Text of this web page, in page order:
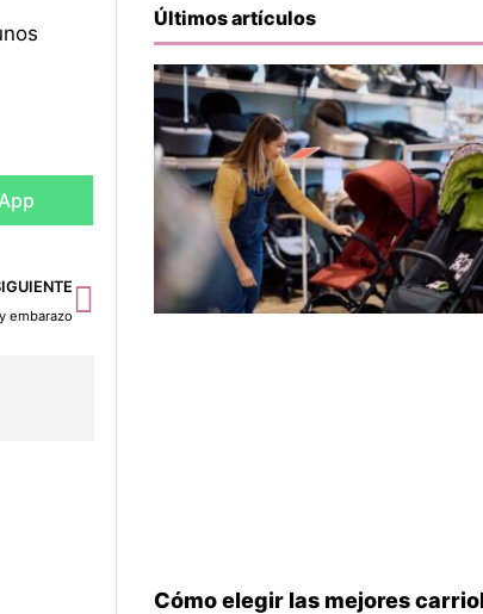
embarazo
Siguiente
Últimos artículos
Cómo elegir las mejores